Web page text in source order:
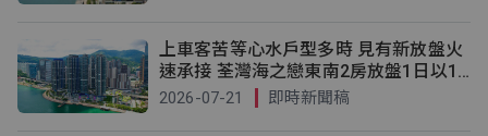
上車客苦等心水戶型多時 見有新放盤火
速承接 荃灣海之戀東南2房放盤1日以10
55萬元沽出 9年升價近「2球」
2026-07-21 即時新聞稿